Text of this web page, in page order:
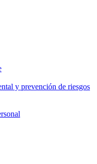
y prevención de riesgos